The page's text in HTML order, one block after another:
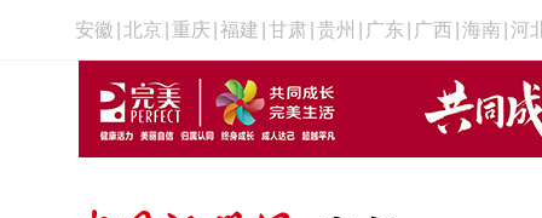
安徽 北京 重庆 福建 甘肃 贵州 广东 广西 海南 河